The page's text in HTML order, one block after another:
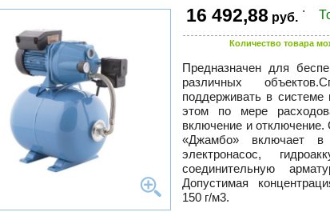
16 492,88 руб.
.
Количество товара
Предназначен для
различных
поддерживать в системе
этом по мере
включение и отключение.
«Джамбо» включает в
электронасос,
соединительную
Допустимая
150 г/м3.